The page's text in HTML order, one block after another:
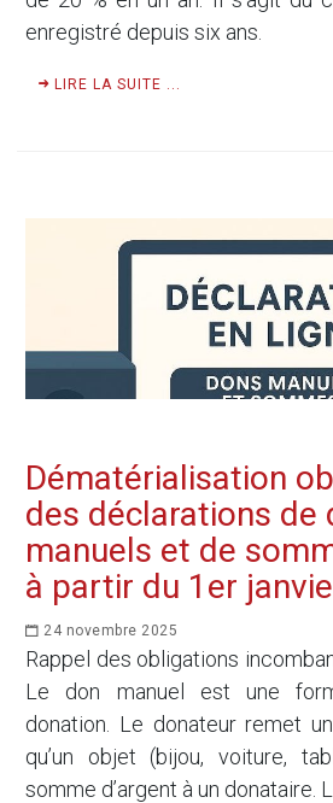
enregistré depuis six ans.
LIRE LA SUITE ...
Dématérialisation
des déclarations de
manuels et de
à partir du 1er
24 novembre 2025
Rappel des obligations
Le don manuel est une
donation. Le donateur remet
qu’un objet (bijou, voiture,
somme d’argent à un donataire.